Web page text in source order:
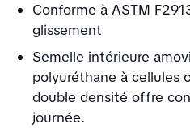
Conforme à ASTM
glissement
Semelle intérieure
polyuréthane à cellules
double densité offre
journée.